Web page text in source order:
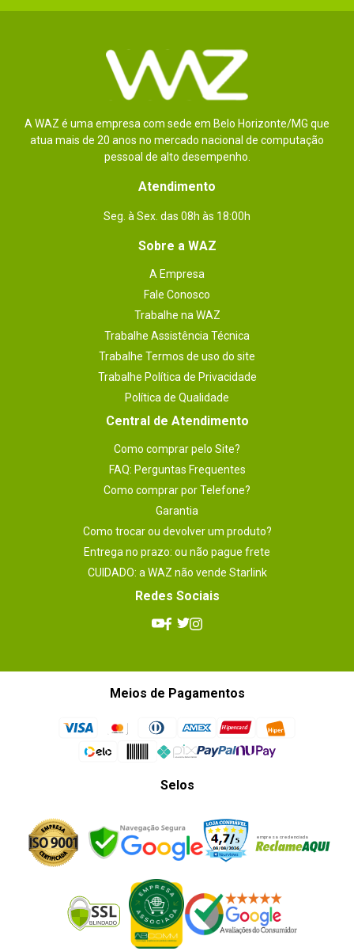
A WAZ é uma empresa com sede em Belo Horizonte/MG que
atua mais de 20 anos no mercado nacional de computação
pessoal de alto desempenho.
Atendimento
Seg. à Sex. das 08h às 18:00h
Sobre a WAZ
A Empresa
Fale Conosco
Trabalhe na WAZ
Trabalhe Assistência Técnica
Trabalhe Termos de uso do site
Trabalhe Política de Privacidade
Política de Qualidade
Central de Atendimento
Como comprar pelo Site?
FAQ: Perguntas Frequentes
Como comprar por Telefone?
Garantia
Como trocar ou devolver um produto?
Entrega no prazo: ou não pague frete
CUIDADO: a WAZ não vende Starlink
Redes Sociais
Meios de Pagamentos
Selos